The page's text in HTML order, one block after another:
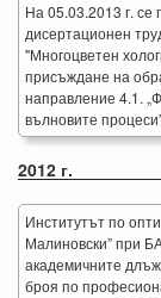
На 05.03.2013 г.
дисертационен
"Многоцветен
присъждане на
направление 4.1.
вълновите
2012 г.
Институтът по
Малиновски” при
академичните
броя по